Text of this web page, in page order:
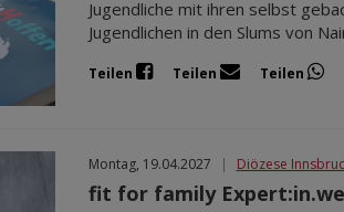
Jugendliche mit ihren selbst
Jugendlichen in den Slums von
Teilen Teilen Teilen
Montag, 19.04.2027 | Diözese
fit for family